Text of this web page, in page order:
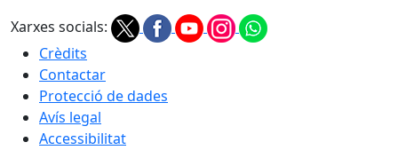
Xarxes socials:
Crèdits
Contactar
Protecció de dades
Avís legal
Accessibilitat